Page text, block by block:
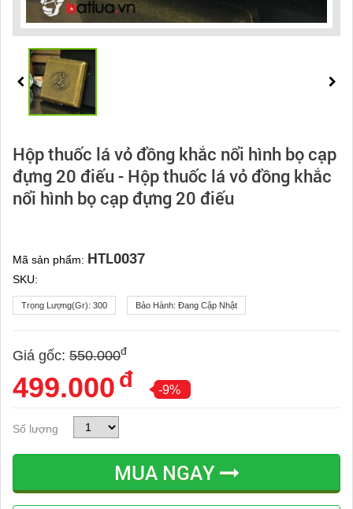
Hộp thuốc lá vỏ đồng khắc nổi hình bọ cạp
đựng 20 điếu - Hộp thuốc lá vỏ đồng khắc
nổi hình bọ cạp đựng 20 điếu
Mã sản phẩm: HTL0037
SKU:
Trọng Lượng(gr): 300 Bảo Hành: Đang Cập Nhật
Giá gốc: 550.000đ
499.000 đ -9%
Số lượng
MUA NGAY